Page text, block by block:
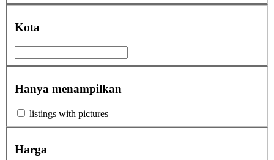
Kota
Hanya menampilkan
listings with pictures
Harga